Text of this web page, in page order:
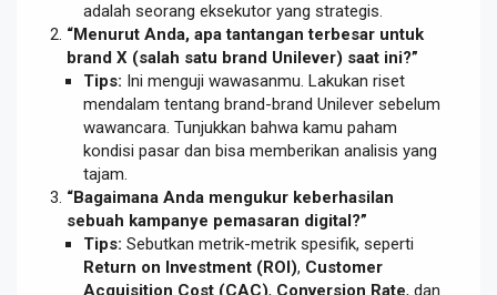
adalah seorang eksekutor yang strategis.
“Menurut Anda, apa tantangan terbesar untuk
brand X (salah satu brand Unilever) saat ini?”
Tips: Ini menguji wawasanmu. Lakukan riset
mendalam tentang brand-brand Unilever sebelum
wawancara. Tunjukkan bahwa kamu paham
kondisi pasar dan bisa memberikan analisis yang
tajam.
“Bagaimana Anda mengukur keberhasilan
sebuah kampanye pemasaran digital?”
Tips: Sebutkan metrik-metrik spesifik, seperti
Return on Investment (ROI), Customer
Acquisition Cost (CAC), Conversion Rate, dan